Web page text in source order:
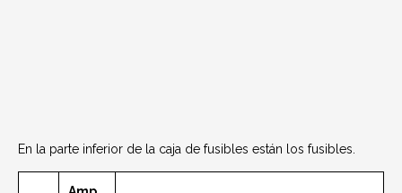
En la parte inferior de la caja de fusibles están los fusibles.